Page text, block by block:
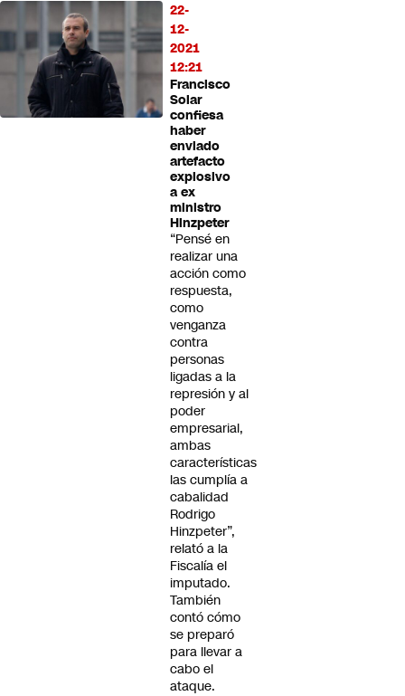
22-
12-
2021
12:21
Francisco
Solar
confiesa
haber
enviado
artefacto
explosivo
a ex
ministro
Hinzpeter
“Pensé en
realizar una
acción como
respuesta,
como
venganza
contra
personas
ligadas a la
represión y al
poder
empresarial,
ambas
características
las cumplía a
cabalidad
Rodrigo
Hinzpeter”,
relató a la
Fiscalía el
imputado.
También
contó cómo
se preparó
para llevar a
cabo el
ataque.